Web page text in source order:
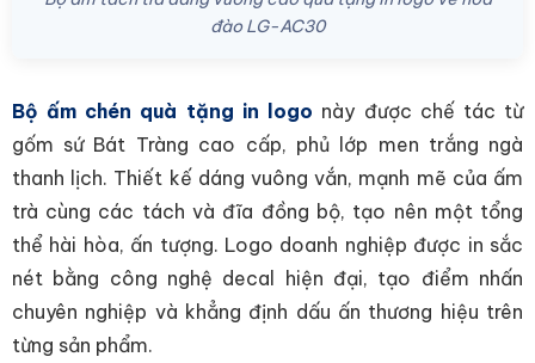
đào LG-AC30
Bộ ấm chén quà tặng in logo này được chế tác từ
gốm sứ Bát Tràng cao cấp, phủ lớp men trắng ngà
thanh lịch. Thiết kế dáng vuông vắn, mạnh mẽ của ấm
trà cùng các tách và đĩa đồng bộ, tạo nên một tổng
thể hài hòa, ấn tượng. Logo doanh nghiệp được in sắc
nét bằng công nghệ decal hiện đại, tạo điểm nhấn
chuyên nghiệp và khẳng định dấu ấn thương hiệu trên
từng sản phẩm.